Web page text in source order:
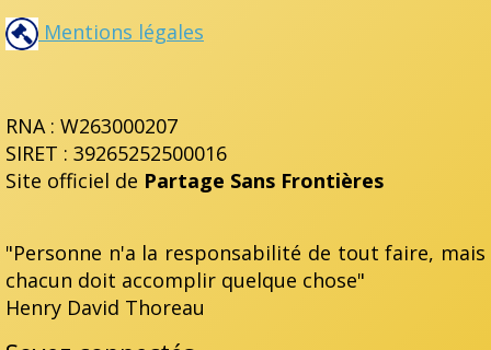
Mentions légales
RNA : W263000207
SIRET : 39265252500016
Site officiel de Partage Sans Frontières
"Personne n'a la responsabilité de tout faire, mais
chacun doit accomplir quelque chose"
Henry David Thoreau